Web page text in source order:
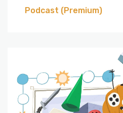
Podcast (Premium)